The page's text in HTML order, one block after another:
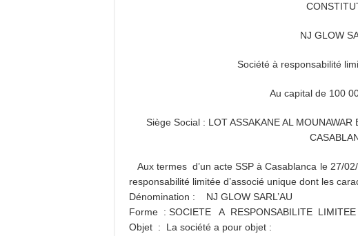
NJ GLOW
Société à responsabilité
Au capital de 100
Siège Social : LOT ASSAKANE AL
Aux termes d’un acte SSP à Casablanca le 27/
responsabilité limitée d’associé unique dont les
Dénomination : NJ GLOW SARL’AU
Forme : SOCIETE A RESPONSABILITE LIMITEE
Objet : La société a pour objet :